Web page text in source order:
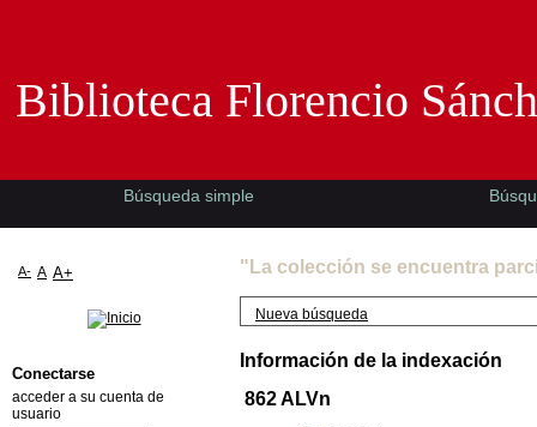
"La colección se encuentra
Nueva búsqueda
Información de la indexación
862 ALVn
Biblioteca Florencio
Búsqueda simple
A- A A+
Conectarse
acceder a su cuenta de
usuario